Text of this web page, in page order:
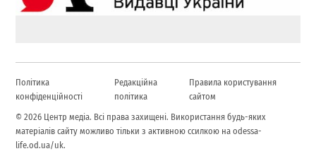
Політика
конфіденційності
Редакційна
політика
Правила користування
сайтом
© 2026 Центр медіа. Всі права захищені. Використання будь-яких
матеріалів сайту можливо тільки з активною ссилкою на odessa-
life.od.ua/uk.